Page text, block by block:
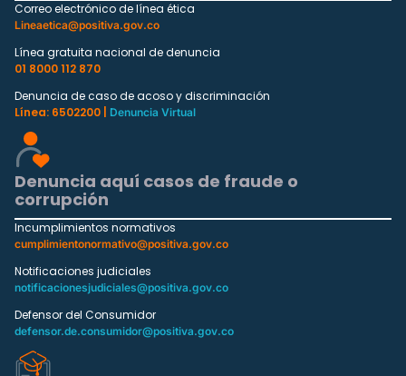
Correo electrónico de línea ética
Lineaetica@positiva.gov.co
Línea gratuita nacional de denuncia
01 8000 112 870
Denuncia de caso de acoso y discriminación
Línea: 6502200 |
Denuncia Virtual
Denuncia aquí casos de fraude o
corrupción
Incumplimientos normativos
cumplimientonormativo@positiva.gov.co
Notificaciones judiciales
notificacionesjudiciales@positiva.gov.co
Defensor del Consumidor
defensor.de.consumidor@positiva.gov.co